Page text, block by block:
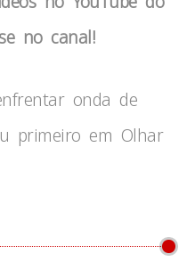
no canal!
onda de
primeiro em Olhar